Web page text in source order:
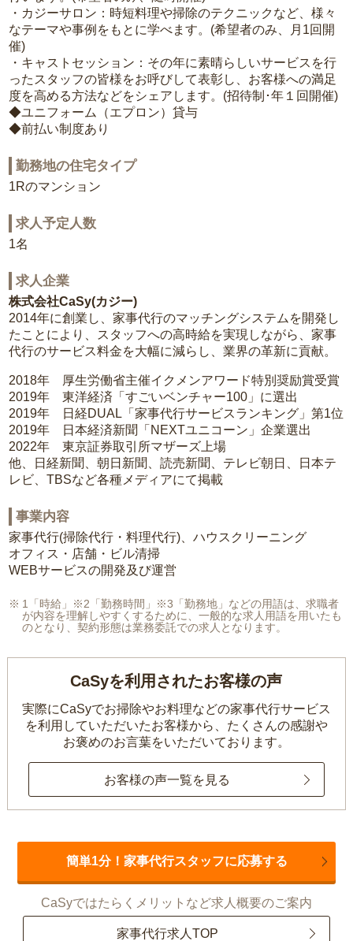
・カジーサロン：時短料理や掃除のテクニックなど、様々
なテーマや事例をもとに学べます。(希望者のみ、月1回開
催)
・キャストセッション：その年に素晴らしいサービスを行
ったスタッフの皆様をお呼びして表彰し、お客様への満足
度を高める方法などをシェアします。(招待制･年１回開催)
◆ユニフォーム（エプロン）貸与
◆前払い制度あり
勤務地の住宅タイプ
1Rのマンション
求人予定人数
1名
求人企業
株式会社CaSy(カジー)
2014年に創業し、家事代行のマッチングシステムを開発し
たことにより、スタッフへの高時給を実現しながら、家事
代行のサービス料金を大幅に減らし、業界の革新に貢献。
2018年 厚生労働省主催イクメンアワード特別奨励賞受賞
2019年 東洋経済「すごいベンチャー100」に選出
2019年 日経DUAL「家事代行サービスランキング」第1位
2019年 日本経済新聞「NEXTユニコーン」企業選出
2022年 東京証券取引所マザーズ上場
他、日経新聞、朝日新聞、読売新聞、テレビ朝日、日本テ
レビ、TBSなど各種メディアにて掲載
事業内容
家事代行(掃除代行・料理代行)、ハウスクリーニング
オフィス・店舗・ビル清掃
WEBサービスの開発及び運営
1「時給」※2「勤務時間」※3「勤務地」などの用語は、求職者
が内容を理解しやすくするために、一般的な求人用語を用いたも
のとなり、契約形態は業務委託での求人となります。
CaSyを利用されたお客様の声
実際にCaSyでお掃除やお料理などの家事代行サービス
を利用していただいたお客様から、 たくさんの感謝や
お褒めのお言葉をいただいております。
お客様の声一覧を見る
簡単1分！家事代行スタッフに応募する
CaSyではたらくメリットなど求人概要のご案内
家事代行求人TOP